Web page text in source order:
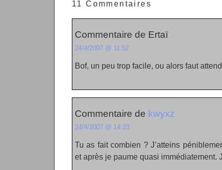
11 Commentaires
Commentaire de Ertaï
24/4/2007 @ 11:52
Bof, un peu trop facile, ou alors faut
Commentaire de kwyxz
24/4/2007 @ 14:23
Tu as fait combien ? J’atteins
et après je paume quasi immédiatement.